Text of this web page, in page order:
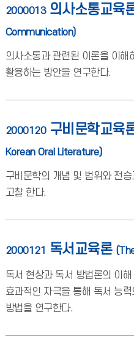
2000013 의사소통교육
Communication)
의사소통과 관련된 이론을 이해
활용하는 방안을 연구한다.
2000120 구비문학교육
Korean Oral Literature)
구비문학의 개념 및 범위와 전
고찰 한다.
2000121 독서교육론
독서 현상과 독서 방법론의 이
효과적인 자극을 통해 독서 능
방법을 연구한다.